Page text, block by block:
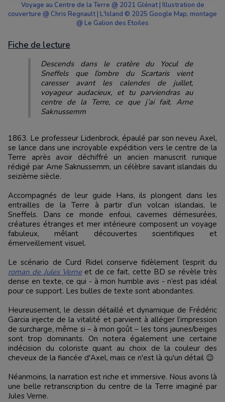
Voyage au Centre de la Terre @ 2021 Glénat | Illustration de
couverture @ Chris Regnault | L'Island © 2025 Google Map, montage
@ Le Galion des Etoiles
Fiche de lecture
Descends dans le cratère du Yocul de
Sneffels que l’ombre du Scartaris vient
caresser avant les calendes de juillet,
voyageur audacieux, et tu parviendras au
centre de la Terre, ce que j’ai fait. Arne
Saknussemm
1863. Le professeur Lidenbrock, épaulé par son neveu Axel,
se lance dans une incroyable expédition vers le centre de la
Terre après avoir déchiffré un ancien manuscrit runique
rédigé par Arne Saknussemm, un célèbre savant islandais du
seizième siècle.
Accompagnés de leur guide Hans, ils plongent dans les
entrailles de la Terre à partir d’un volcan islandais, le
Sneffels. Dans ce monde enfoui, cavernes démesurées,
créatures étranges et mer intérieure composent un voyage
fabuleux, mêlant découvertes scientifiques et
émerveillement visuel.
Le scénario de Curd Ridel conserve fidèlement l’esprit du
roman de Jules Verneet de ce fait, cette BD se révèle très
dense en texte, ce qui - à mon humble avis - n’est pas idéal
pour ce support. Les bulles de texte sont abondantes.
Heureusement, le dessin détaillé et dynamique de Frédéric
Garcia injecte de la vitalité et parvient à alléger l’impression
de surcharge, même si – à mon goût – les tons jaunes/beiges
sont trop dominants. On notera également une certaine
indécision du coloriste quant au choix de la couleur des
cheveux de la fiancée d'Axel, mais ce n'est là qu'un détail 😉
Néanmoins, la narration est riche et immersive. Nous avons là
une belle retranscription du centre de la Terre imaginé par
Jules Verne.